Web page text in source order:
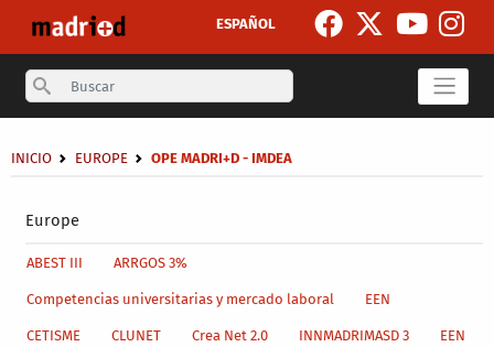
ESPAÑOL
Search
Europe
Breadcrumb
INICIO EUROPE OPE MADRI+D - IMDEA
Main menu level 4
ABEST III ARRGOS 3%
Competencias universitarias y mercado laboral EEN
CETISME CLUNET Crea Net 2.0 INNMADRIMASD 3 EEN